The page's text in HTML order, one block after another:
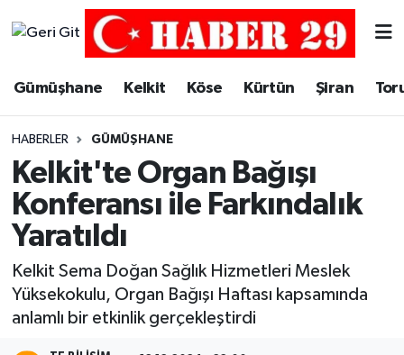
Gümüşhane Kelkit Köse Kürtün Şiran
HABERLER GÜMÜŞHANE
Kelkit'te Organ Bağışı
Konferansı ile Farkındalık
Yaratıldı
Kelkit Sema Doğan Sağlık Hizmetleri Meslek
Yüksekokulu, Organ Bağışı Haftası kapsamında
anlamlı bir etkinlik gerçekleştirdi
Merkez Trafik Yoğunluk Haritası
Süper Lig Puan Durumu ve Fikstür
Tüm Manşetler
Haber Arşivi